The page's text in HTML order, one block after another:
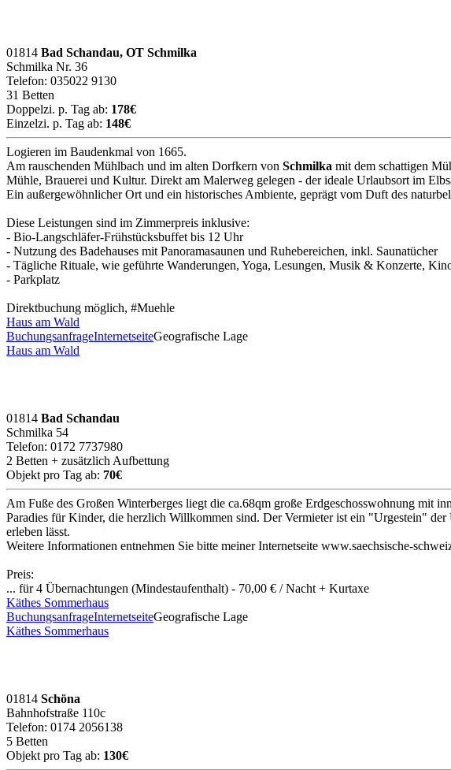
01814 Bad Schandau, OT Schmilka
Schmilka Nr. 36
Telefon: 035022 9130
31 Betten
Doppelzi. p. Tag ab: 178€
Einzelzi. p. Tag ab: 148€
Logieren im Baudenkmal von 1665.
Am rauschenden Mühlbach und im alten Dorfkern von Schmilka mit dem schattigen
Mühle, Brauerei und Kultur. Direkt am Malerweg gelegen - der ideale Urlaubsort im
Ein außergewöhnlicher Ort und ein historisches Ambiente, geprägt vom Duft des
Diese Leistungen sind im Zimmerpreis inklusive:
- Bio-Langschläfer-Frühstücksbuffet bis 12 Uhr
- Nutzung des Badehauses mit Panoramasaunen und Ruhebereichen, inkl. Saunatücher
- Tägliche Rituale, wie geführte Wanderungen, Yoga, Lesungen, Musik & Konzerte,
- Parkplatz
Direktbuchung möglich, #Muehle
Haus am Wald
BuchungsanfrageInternetseiteGeografische Lage
Haus am Wald
01814 Bad Schandau
Schmilka 54
Telefon: 0172 7737980
2 Betten + zusätzlich Aufbettung
Objekt pro Tag ab: 70€
Am Fuße des Großen Winterberges liegt die ca.68qm große Erdgeschosswohnung mit
Paradies für Kinder, die herzlich Willkommen sind. Der Vermieter ist ein "Urgestein"
erleben lässt.
Weitere Informationen entnehmen Sie bitte meiner Internetseite www.saechsische-
Preis:
... für 4 Übernachtungen (Mindestaufenthalt) - 70,00 € / Nacht + Kurtaxe
Käthes Sommerhaus
BuchungsanfrageInternetseiteGeografische Lage
Käthes Sommerhaus
01814 Schöna
Bahnhofstraße 110c
Telefon: 0174 2056138
5 Betten
Objekt pro Tag ab: 130€